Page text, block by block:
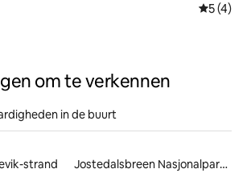
5 (4)
om te verkennen
in de buurt
strand Jostedalsbreen Nasjonalparksenter